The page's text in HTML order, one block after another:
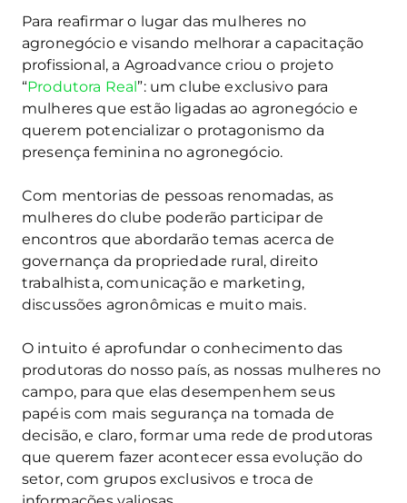
Para reafirmar o lugar das mulheres no
agronegócio e visando melhorar a capacitação
profissional, a Agroadvance criou o projeto
“Produtora Real”: um clube exclusivo para
mulheres que estão ligadas ao agronegócio e
querem potencializar o protagonismo da
presença feminina no agronegócio.
Com mentorias de pessoas renomadas, as
mulheres do clube poderão participar de
encontros que abordarão temas acerca de
governança da propriedade rural, direito
trabalhista, comunicação e marketing,
discussões agronômicas e muito mais.
O intuito é aprofundar o conhecimento das
produtoras do nosso país, as nossas mulheres no
campo, para que elas desempenhem seus
papéis com mais segurança na tomada de
decisão, e claro, formar uma rede de produtoras
que querem fazer acontecer essa evolução do
setor, com grupos exclusivos e troca de